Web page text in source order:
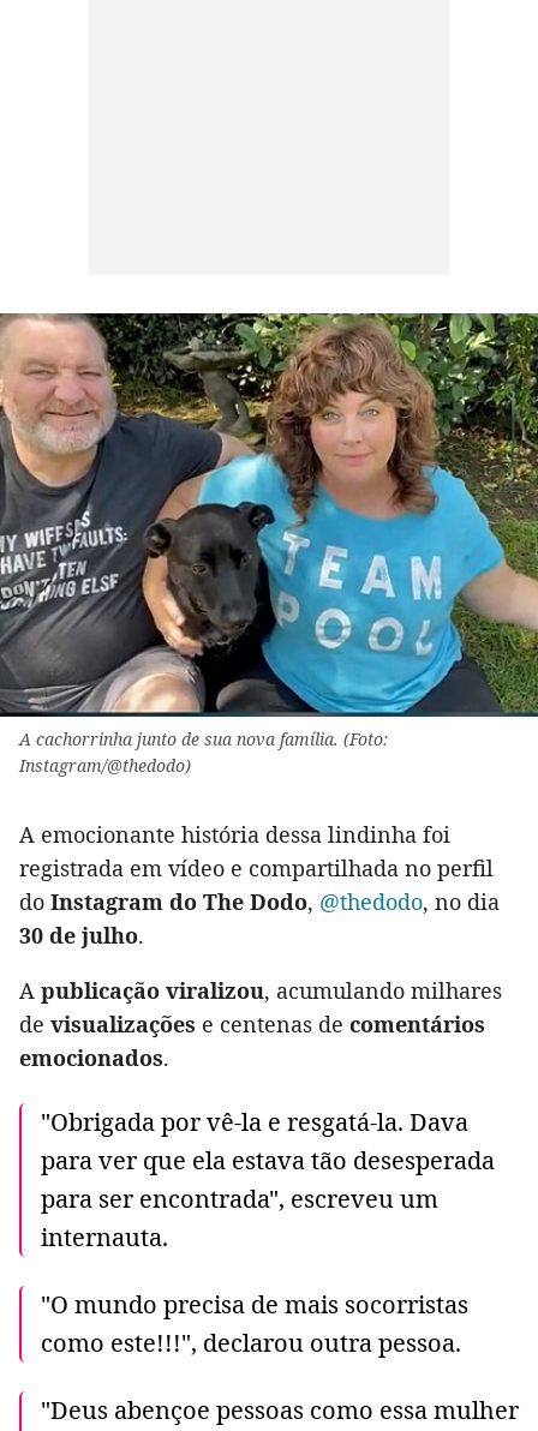
A cachorrinha junto de sua nova família. (Foto:
Instagram/@thedodo)
A emocionante história dessa lindinha foi
registrada em vídeo e compartilhada no perfil
do Instagram do The Dodo, @thedodo, no dia
30 de julho.
A publicação viralizou, acumulando milhares
de visualizações e centenas de comentários
emocionados.
"Obrigada por vê-la e resgatá-la. Dava
para ver que ela estava tão desesperada
para ser encontrada", escreveu um
internauta.
"O mundo precisa de mais socorristas
como este!!!", declarou outra pessoa.
"Deus abençoe pessoas como essa mulher